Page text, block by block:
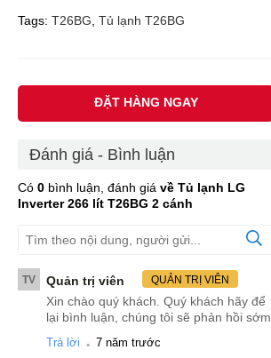
Tags: T26BG Tủ lạnh T26BG
ĐẶT HÀNG NGAY
Đánh giá - Bình luận
Có 0 bình luận, đánh giá về Tủ lạnh LG
Inverter 266 lít T26BG 2 cánh
TV Quản trị viên QUẢN TRỊ VIÊN
Xin chào quý khách. Quý khách hãy để
lại bình luận, chúng tôi sẽ phản hồi sớm
Trả lời . 7 năm trước